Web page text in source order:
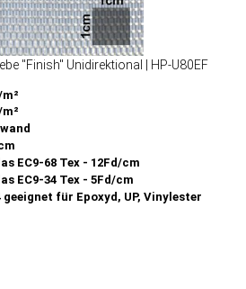
"Finish" Unidirektional | HP-U80EF
EC9-68 Tex - 12Fd/cm
EC9-34 Tex - 5Fd/cm
geeignet für Epoxyd, UP, Vinylester